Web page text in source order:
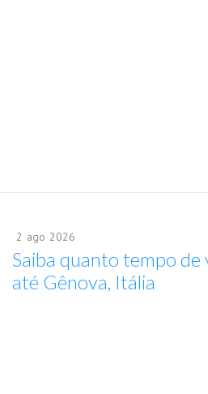
2 ago 2026
Saiba quanto tempo de
até Gênova, Itália